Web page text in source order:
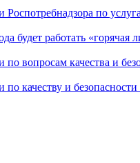
по
будет работать
вопросам качества и
качеству и